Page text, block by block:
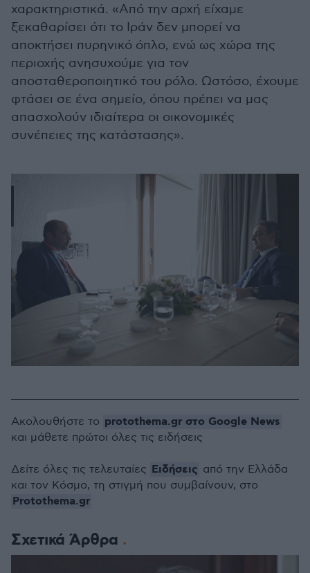
χαρακτηριστικά. «Από την αρχή είχαμε
ξεκαθαρίσει ότι το Ιράν δεν μπορεί να
αποκτήσει πυρηνικό όπλο, ενώ ως χώρα της
περιοχής ανησυχούμε για τον
αποσταθεροποιητικό του ρόλο. Ωστόσο, έχουμε
φτάσει σε ένα σημείο, όπου πρέπει να μας
απασχολούν ιδιαίτερα οι οικονομικές
συνέπειες της κατάστασης».
Σχετικά Άρθρα
Ακολουθήστε το protothema.gr στο Google News
και μάθετε πρώτοι όλες τις ειδήσεις
Δείτε όλες τις τελευταίες Ειδήσεις από την Ελλάδα
και τον Κόσμο, τη στιγμή που συμβαίνουν, στο
Protothema.gr